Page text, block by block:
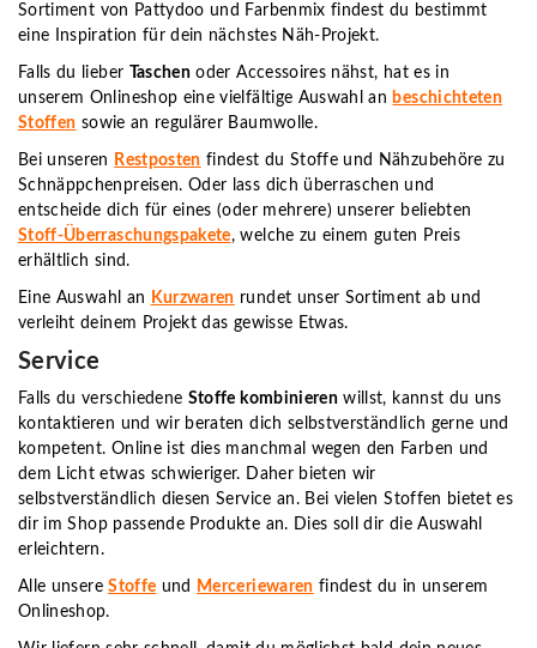
Sortiment von Pattydoo und Farbenmix findest du bestimmt
eine Inspiration für dein nächstes Näh-Projekt.
Falls du lieber Taschen oder Accessoires nähst, hat es in
unserem Onlineshop eine vielfältige Auswahl an beschichteten
Stoffen sowie an regulärer Baumwolle.
Bei unseren Restposten findest du Stoffe und Nähzubehöre zu
Schnäppchenpreisen. Oder lass dich überraschen und
entscheide dich für eines (oder mehrere) unserer beliebten
Stoff-Überraschungspakete, welche zu einem guten Preis
erhältlich sind.
Eine Auswahl an Kurzwaren rundet unser Sortiment ab und
verleiht deinem Projekt das gewisse Etwas.
Service
Falls du verschiedene Stoffe kombinieren willst, kannst du uns
kontaktieren und wir beraten dich selbstverständlich gerne und
kompetent. Online ist dies manchmal wegen den Farben und
dem Licht etwas schwieriger. Daher bieten wir
selbstverständlich diesen Service an. Bei vielen Stoffen bietet es
dir im Shop passende Produkte an. Dies soll dir die Auswahl
erleichtern.
Alle unsereStoffe und Merceriewaren findest du in unserem
Onlineshop.